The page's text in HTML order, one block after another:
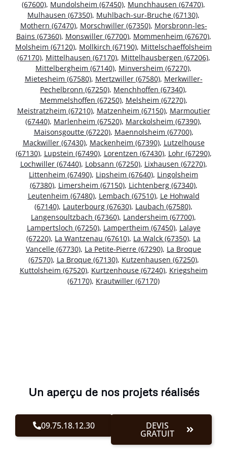
(67600), Mundolsheim (67450), Munchhausen (67470),
Mulhausen (67350), Muhlbach-sur-Bruche (67130),
Mothern (67470), Morschwiller (67350), Morsbronn-les-
Bains (67360), Monswiller (67700), Mommenheim (67670),
Molsheim (67120), Mollkirch (67190), Mittelschaeffolsheim
(67170), Mittelhausen (67170), Mittelhausbergen (67206),
Mittelbergheim (67140), Minversheim (67270),
Mietesheim (67580), Mertzwiller (67580), Merkwiller-
Pechelbronn (67250), Menchhoffen (67340),
Memmelshoffen (67250), Melsheim (67270),
Meistratzheim (67210), Matzenheim (67150), Marmoutier
(67440), Marlenheim (67520), Marckolsheim (67390),
Maisonsgoutte (67220), Maennolsheim (67700),
Mackwiller (67430), Mackenheim (67390), Lutzelhouse
(67130), Lupstein (67490), Lorentzen (67430), Lohr (67290),
Lochwiller (67440), Lobsann (67250), Lixhausen (67270),
Littenheim (67490), Lipsheim (67640), Lingolsheim
(67380), Limersheim (67150), Lichtenberg (67340),
Leutenheim (67480), Lembach (67510), Le Hohwald
(67140), Lauterbourg (67630), Laubach (67580),
Langensoultzbach (67360), Landersheim (67700),
Lampertsloch (67250), Lampertheim (67450), Lalaye
(67220), La Wantzenau (67610), La Walck (67350), La
Vancelle (67730), La Petite-Pierre (67290), La Broque
(67570), La Broque (67130), Kutzenhausen (67250),
Kuttolsheim (67520), Kurtzenhouse (67240), Kriegsheim
(67170), Krautwiller (67170)
Un aperçu de nos projets réalisés
09.75.18.12.30 DEVIS
GRATUIT